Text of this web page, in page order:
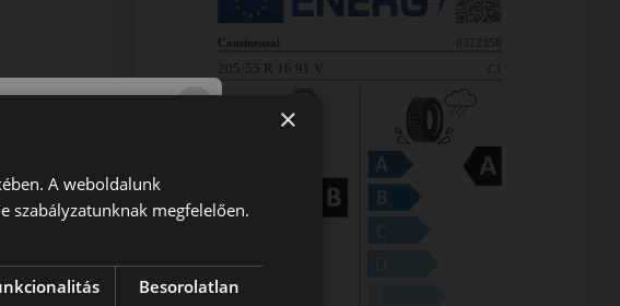
és
még a gyár
×
A weboldalunk
szabályzatunknak megfelelően.
Besorolatlan